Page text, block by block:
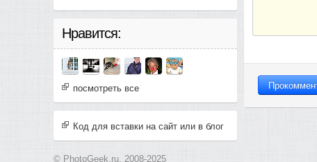
Нравится:
посмотреть все
Код для вставки на сайт или в блог
© PhotoGeek.ru, 2008-2025